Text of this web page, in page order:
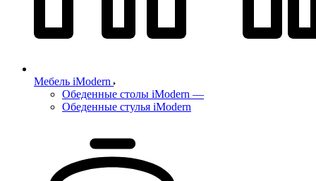
Мебель iModern
Обеденные столы iModern —
Обеденные стулья iModern